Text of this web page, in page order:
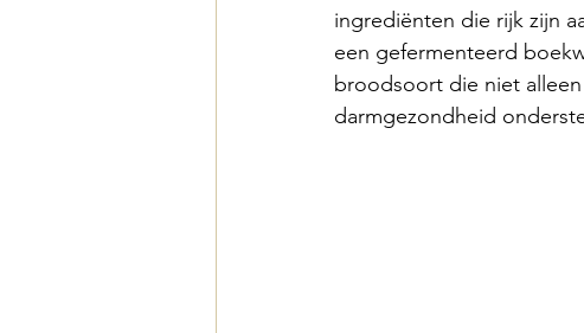
ingrediënten die rijk zijn
een gefermenteerd
broodsoort die niet
darmgezondheid